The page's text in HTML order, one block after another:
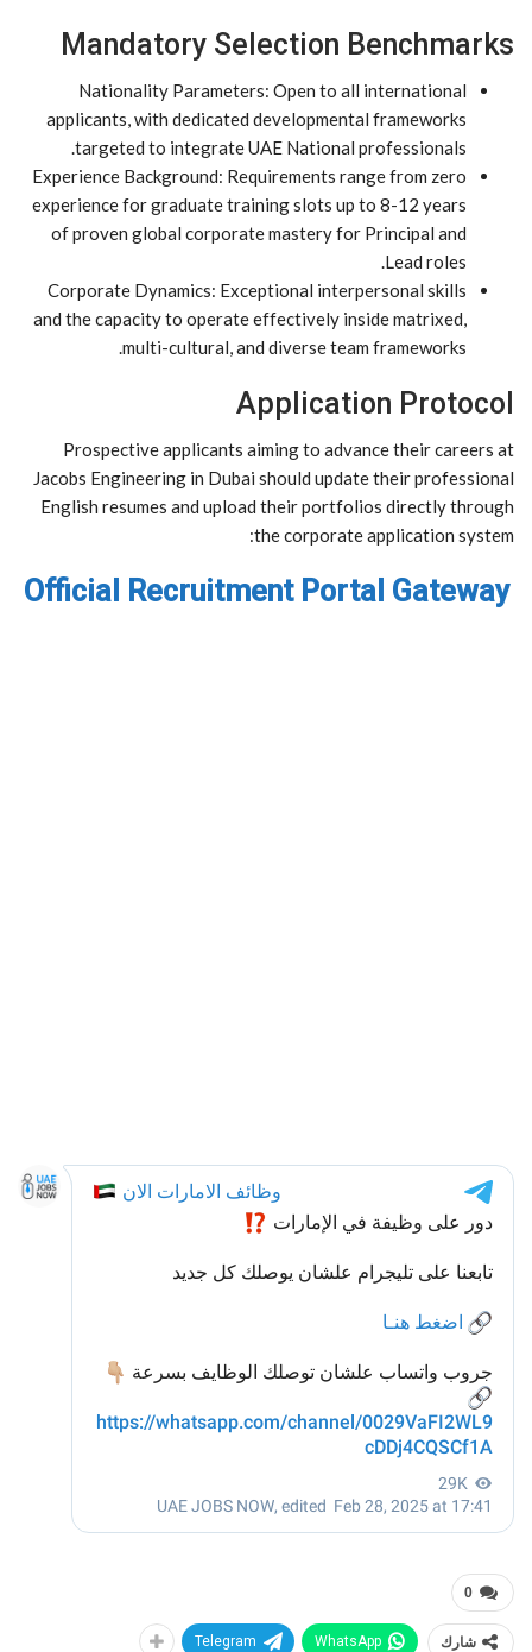
Mandatory Selection Benchmarks
Nationality Parameters: Open to all international
applicants, with dedicated developmental frameworks
targeted to integrate UAE National professionals.
Experience Background: Requirements range from zero
experience for graduate training slots up to 8-12 years
of proven global corporate mastery for Principal and
Lead roles.
Corporate Dynamics: Exceptional interpersonal skills
and the capacity to operate effectively inside matrixed,
multi-cultural, and diverse team frameworks.
Application Protocol
Prospective applicants aiming to advance their careers at
Jacobs Engineering in Dubai should update their professional
English resumes and upload their portfolios directly through
the corporate application system:
Official Recruitment Portal Gateway
0
شارك WhatsApp
Telegram